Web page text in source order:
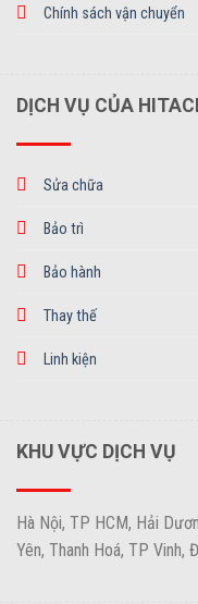
Chính sách vận chuyển
DỊCH VỤ CỦA
Sửa chữa
Bảo trì
Bảo hành
Thay thế
Linh kiện
KHU VỰC DỊCH VỤ
Hà Nội, TP HCM, Hải
Yên, Thanh Hoá, TP Vinh,